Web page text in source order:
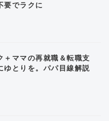
要でラクに
＋ママの再就職＆転職支
ゆとりを。パパ目線解説